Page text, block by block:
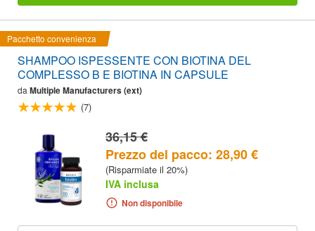
Pacchetto convenienza
SHAMPOO ISPESSENTE CON BIOTINA DEL
COMPLESSO B E BIOTINA IN CAPSULE
da Multiple Manufacturers (ext)
(7)
36,15 €
Prezzo del pacco: 28,90 €
(Risparmiate il 20%)
IVA inclusa
Non disponibile